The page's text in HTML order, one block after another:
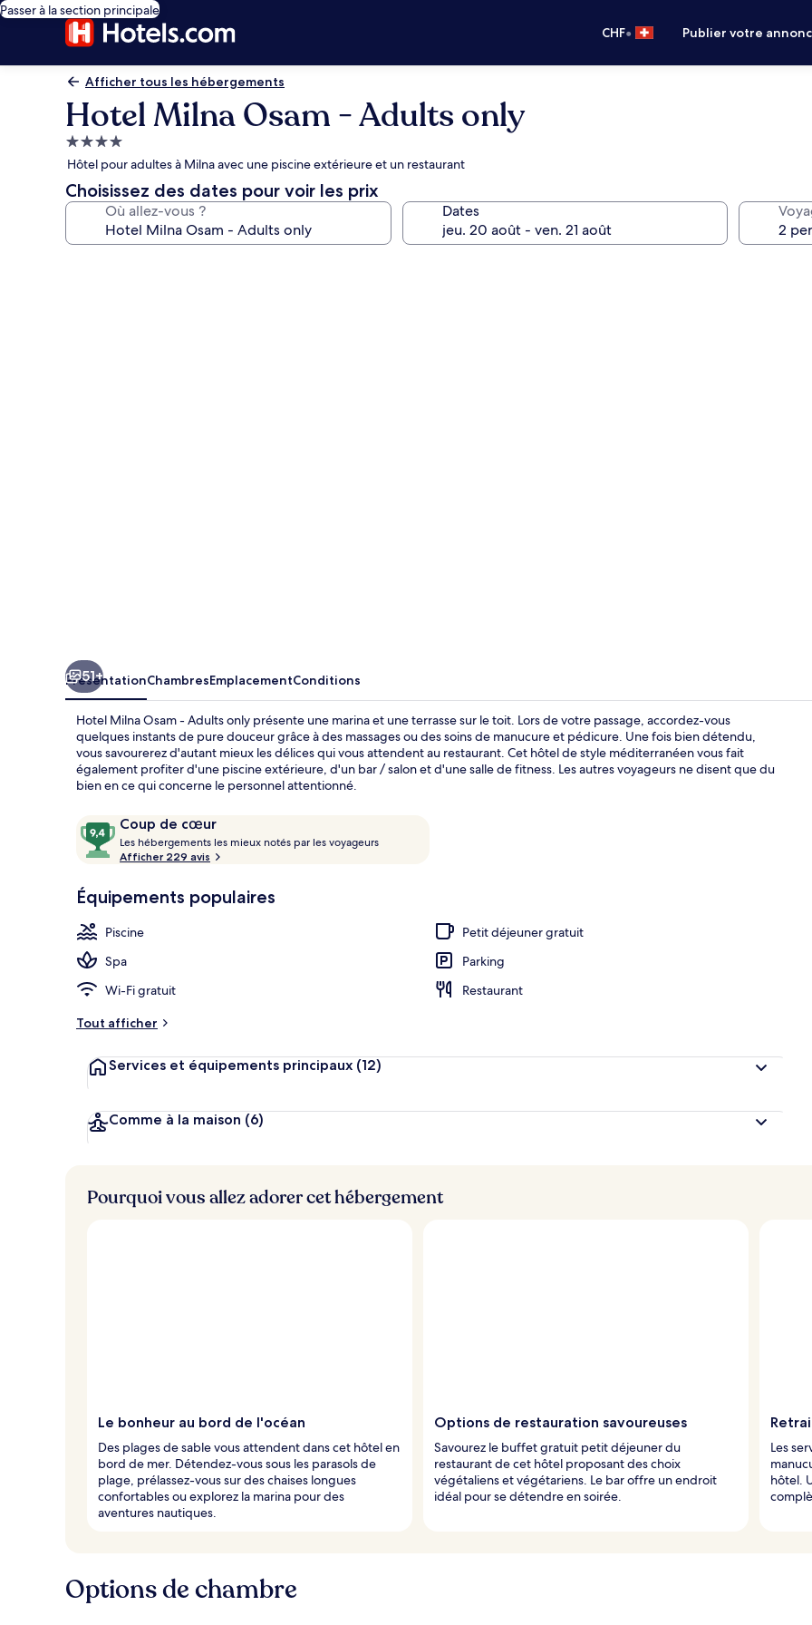
Passer à la section principale
CHF• Publier votre
Afficher tous les hébergements
Hotel Milna Osam - Adults only
Hébergement
4.0 étoiles
Hôtel pour adultes à Milna avec une piscine extérieure et un restaurant
Choisissez des dates pour voir les prix
Où allez-vous ? Dates
Piscine
51+
PrésentationChambresEmplacementConditions
Hotel Milna Osam - Adults only présente une marina et une terrasse sur le toit. Lors de votre passage, accordez-vous
quelques instants de pure douceur grâce à des massages ou des soins de manucure et pédicure. Une fois bien détendu,
vous savourerez d'autant mieux les délices qui vous attendent au restaurant. Cet hôtel de style méditerranéen vous fait
également profiter d'une piscine extérieure, d'un bar / salon et d'une salle de fitness. Les autres voyageurs ne disent que du
bien en ce qui concerne le personnel attentionné.
Avis
voyageurs
Coup de cœur
9,4
sur
10,
de
Les hébergements les mieux notés par les voyageurs
n
i
l
Afficher 229 avis
Équipements populaires
Piscine
Petit déjeuner gratuit
Spa
Parking
Wi-Fi gratuit
Restaurant
Tout afficher
Services et équipements principaux (12)
Comme à la maison (6)
Pourquoi vous allez adorer cet hébergement
Le bonheur au bord de l'océan
Des plages de sable vous attendent dans cet hôtel en
bord de mer. Détendez-vous sous les parasols de
plage, prélassez-vous sur des chaises longues
confortables ou explorez la marina pour des
aventures nautiques.
Options de restauration savoureuses
Savourez le buffet gratuit petit déjeuner du
restaurant de cet hôtel proposant des choix
végétaliens et végétariens. Le bar offre un endroit
idéal pour se détendre en soirée.
Les
hôtel.
Options de chambre